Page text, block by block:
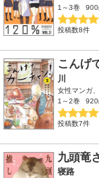
1～3巻
投稿数8件
こんげ
川
女性マンガ
1～2巻
投稿数7件
九頭竜
寝路